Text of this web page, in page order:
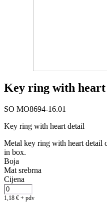
Key ring with
SO MO8694-16.01
Key ring with heart detail
Metal key ring with heart detail
in box.
Boja
Mat srebrna
Cijena
1,18 € + pdv